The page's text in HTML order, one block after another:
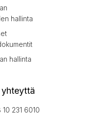
hallinta
hallinta
yhteyttä
10 231 6010